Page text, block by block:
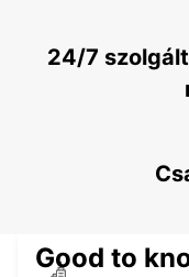
24/7
Good to